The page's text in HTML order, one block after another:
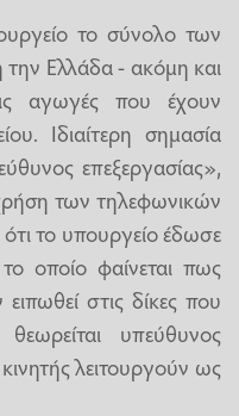
το σύνολο των
Ελλάδα - ακόμη και
αγωγές που έχουν
Ιδιαίτερη σημασία
επεξεργασίας»,
των τηλεφωνικών
το υπουργείο έδωσε
οποίο φαίνεται πως
στις δίκες που
υπεύθυνος
λειτουργούν ως